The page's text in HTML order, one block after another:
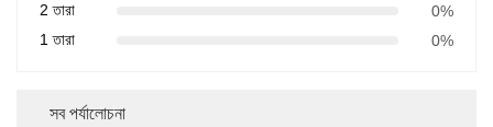
2 তারা
0%
1 তারা
0%
সব পর্যালোচনা